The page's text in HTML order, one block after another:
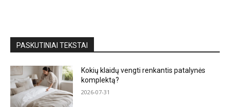
PASKUTINIAI TEKSTAI
Kokių klaidų vengti renkantis patalynės
komplektą?
2026-07-31